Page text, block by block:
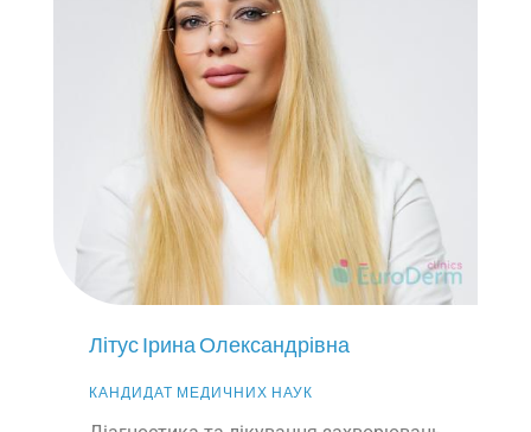
Літус Ірина Олександрівна
КАНДИДАТ МЕДИЧНИХ НАУК